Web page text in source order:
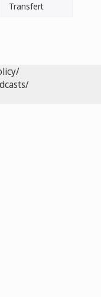
Transfert